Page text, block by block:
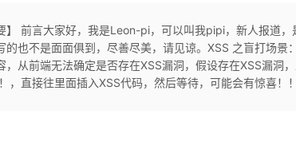
】 前言大家好，我是Leon-pi，可以叫我pipi，新人报道，
的也不是面面俱到，尽善尽美，请见谅。XSS 之盲打场景
，从前端无法确定是否存在XSS漏洞，假设存在XSS漏洞
，直接往里面插入XSS代码，然后等待，可能会有惊喜！